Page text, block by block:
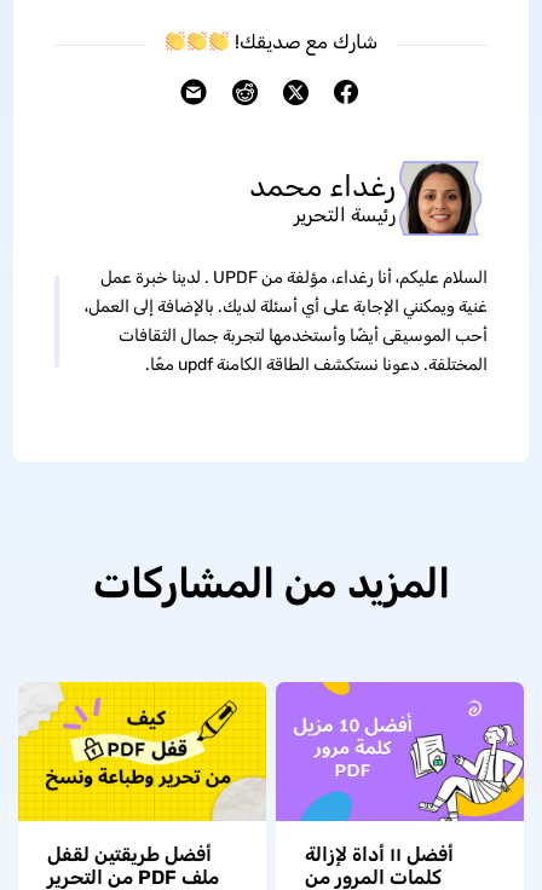
شارك مع صديقك!
رغداء محمد
رئيسة التحرير
السلام عليكم، أنا رغداء، مؤلفة من UPDF . لدينا خبرة عمل
غنية ويمكنني الإجابة على أي أسئلة لديك. بالإضافة إلى العمل،
أحب الموسيقى أيضًا وأستخدمها لتجربة جمال الثقافات
المختلفة. دعونا نستكشف الطاقة الكامنة updf معًا.
المزيد من المشاركات
أفضل ١١ أداة لإزالة
كلمات المرور من
أفضل طريقتين لقفل
ملف PDF من التحرير